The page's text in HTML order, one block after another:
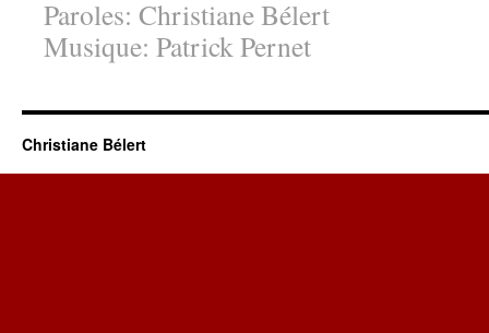
Paroles: Christiane Bélert
Musique: Patrick Pernet
Christiane Bélert